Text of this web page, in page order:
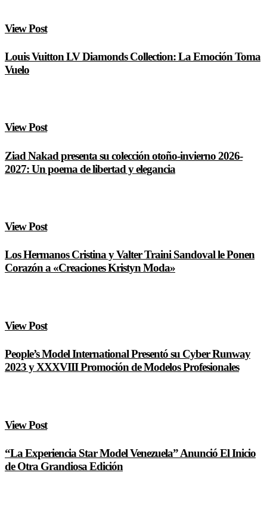
View Post
Louis Vuitton LV Diamonds Collection: La Emoción Toma
Vuelo
View Post
Ziad Nakad presenta su colección otoño-invierno 2026-
2027: Un poema de libertad y elegancia
View Post
Los Hermanos Cristina y Valter Traini Sandoval le Ponen
Corazón a «Creaciones Kristyn Moda»
View Post
People’s Model International Presentó su Cyber Runway
2023 y XXXVIII Promoción de Modelos Profesionales
View Post
“La Experiencia Star Model Venezuela” Anunció El Inicio
de Otra Grandiosa Edición